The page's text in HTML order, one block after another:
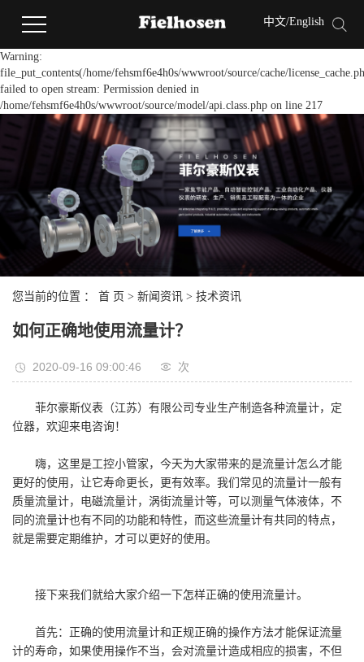
Warning:
file_put_contents(/home/fehsmf6e4h0s/wwwroot/source/cache/
failed to open stream: Permission denied in
/home/fehsmf6e4h0s/wwwroot/source/model/api.class.php on line 217
中文/English
您当前的位置 ： 首 页 > 新闻资讯 > 技术资讯
如何正确地使用流量计？
2020-09-16 09:00:46 次
菲尔豪斯仪表（江苏）有限公司专业生产制造各种流量计，定
位器，欢迎来电咨询！
嗨，这里是工控小管家，今天为大家带来的是流量计怎么才能
更好的使用，让它寿命更长，更有效率。我们常见的流量计一般有
质量流量计，电磁流量计，涡街流量计等，可以测量气体液体，不
同的流量计也有不同的功能和特性，而这些流量计有共同的特点，
就是需要定期维护，才可以更好的使用。
接下来我们就给大家介绍一下怎样正确的使用流量计。
首先：正确的使用流量计和正规正确的操作方法才能保证流量
计的寿命，如果使用操作不当，会对流量计造成相应的损害，不但